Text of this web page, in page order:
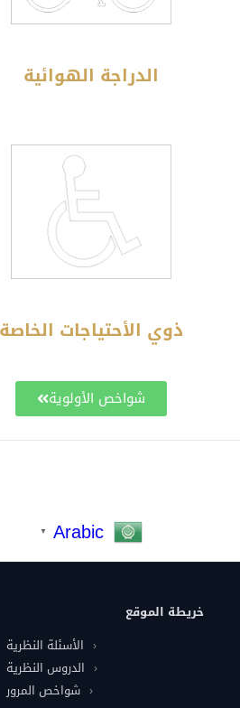
الدراجة الهوائية
ذوي الأحتياجات الخاصة
شواخص الأولوية
Arabic
▼
خريطة الموقع
الأسئلة النظرية
الدروس النظرية
شواخص المرور